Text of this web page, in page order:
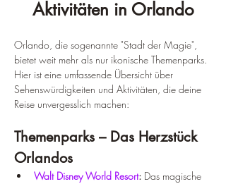
Aktivitäten in Orlando
Orlando, die sogenannte "Stadt der Magie",
bietet weit mehr als nur ikonische Themenparks.
Hier ist eine umfassende Übersicht über
Sehenswürdigkeiten und Aktivitäten, die deine
Reise unvergesslich machen:
Themenparks – Das Herzstück
Orlandos
Walt Disney World Resort: Das magische